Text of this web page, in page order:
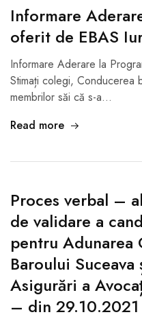
Informare
oferit de EBAS
Informare Aderare la
Stimați colegi, Conducerea
membrilor săi că s-a…
Read more
Proces verbal –
de validare a
pentru Adunarea
Baroului
Asigurări a
– din 29.10.2021